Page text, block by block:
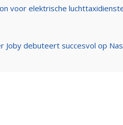
voor elektrische
Joby debuteert succesvol op